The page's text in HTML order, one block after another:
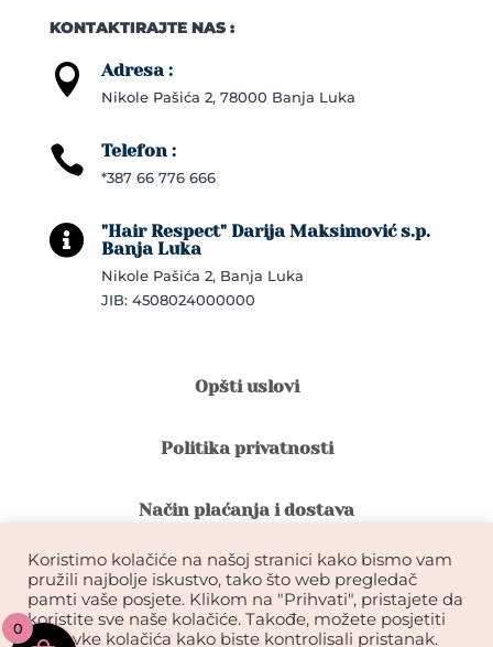
KONTAKTIRAJTE NAS :
 Adresa :
Nikole Pašića 2, 78000 Banja Luka
 Telefon :
*387 66 776 666

"Hair Respect" Darija Maksimović s.p.
Banja Luka
Nikole Pašića 2, Banja Luka
JIB: 4508024000000
Opšti uslovi
Politika privatnosti
Način plaćanja i dostava
Reklamacije i povrat robe
Garancija na kvalitet ekstenzija
Koristimo kolačiće na našoj stranici kako bismo vam
pružili najbolje iskustvo, tako što web pregledač
pamti vaše posjete. Klikom na "Prihvati", pristajete da
koristite sve naše kolačiće. Takođe, možete posjetiti
postavke kolačića kako biste kontrolisali pristanak.
0